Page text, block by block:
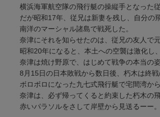
横浜海軍航空隊の飛行艇の操縦手となった
だが昭和17年、従兄は新妻を残し、自分の
南洋のマーシャル諸島で戦死した。
奈津にそれを知らせたのは、従兄の友人で
昭和20年になると、本土への空襲は激化し
奈津は焼け野原で、はじめて戦争の本当の姿
8月15日の日本敗戦から数日後、朽木は終戦
ボロボロになった九七式飛行艇で宅間湾か
奈津は、必ず帰ってくると約束した朽木の飛
赤いパラソルをさして岸壁から見送るーー。